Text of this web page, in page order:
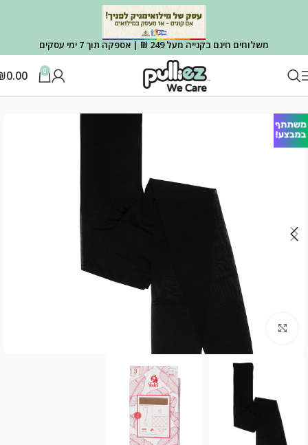
משלוחים חינם בקנייה מעל 249 ₪ | אספקה תוך 7 ימי עסקים
0
0.00
עמוד הבית גרביונים
Click to enlarge